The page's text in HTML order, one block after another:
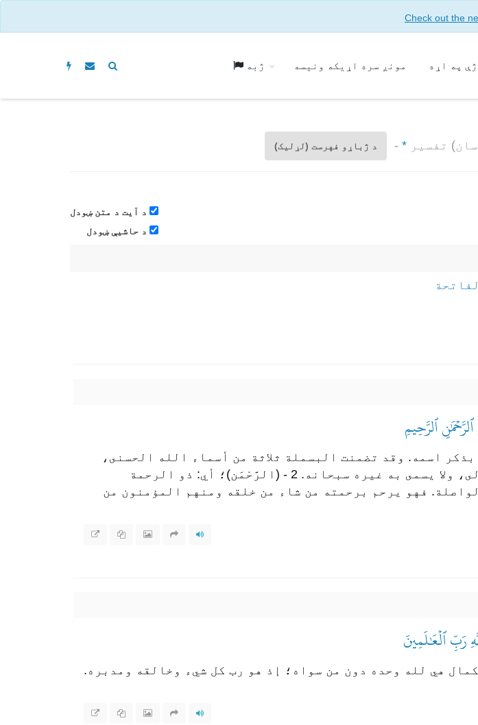
Check out the
په اړه مونږ سره اړیکه ونیسه ژبه
تفسیر*
- د ژباړو فهرست (لړلیک)
د آیت د متن ښودل
د حاشيې ښودل
ٱلرَّحِيمِ
اسمه. وقد تضمنت البسملة ثلاثة من أسماء الله الحسنى،
وهي: 1 - (الله)؛ أي: المعبود بحق، وهو أخص أسماء الله تعالى، ولا يسمى به غيره سبحانه. 2 - (الرَّحْمَن)؛ أي: ذو الرحمة
أي: ذو الرحمة الواصلة. فهو يرحم برحمته من شاء من خلقه ومنهم المؤمنون من
رَبِّ ٱلۡعَٰلَمِينَ
هي لله وحده دون من سواه؛ إذ هو رب كل شيء وخالقه ومدبره.